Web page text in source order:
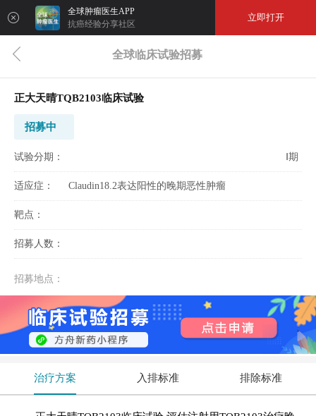
全球肿瘤医生APP
抗癌经验分享社区
立即打开
全球临床试验招募
正大天晴TQB2103临床试验
招募中
试验分期： Ⅰ期
适应症： Claudin18.2表达阳性的晚期恶性肿瘤
靶点：
招募人数：
招募地点：
治疗方案 入排标准 排除标准